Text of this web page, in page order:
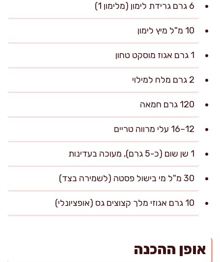
6 גרם גרידת לימון (מלימון 1)
10 מ"ל מיץ לימון
1 גרם אגוז מוסקט טחון
2 גרם מלח למילוי
120 גרם חמאה
12–16 עלי מרווה טריים
1 שן שום (כ-5 גרם), מעוכה בעדינות
30 מ"ל מי בישול פסטה (לשמירה בצד)
10 גרם אגוזי מלך קצוצים גס (אופציונלי)
אופן ההכנה